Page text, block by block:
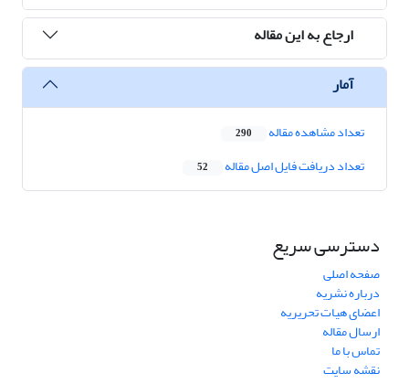
ارجاع به این مقاله
آمار
تعداد مشاهده مقاله 290
تعداد دریافت فایل اصل مقاله 52
دسترسی سریع
صفحه اصلی
درباره نشریه
اعضای هیات تحریریه
ارسال مقاله
تماس با ما
نقشه سایت